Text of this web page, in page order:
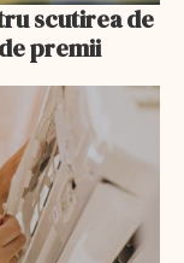
scutirea de
premii